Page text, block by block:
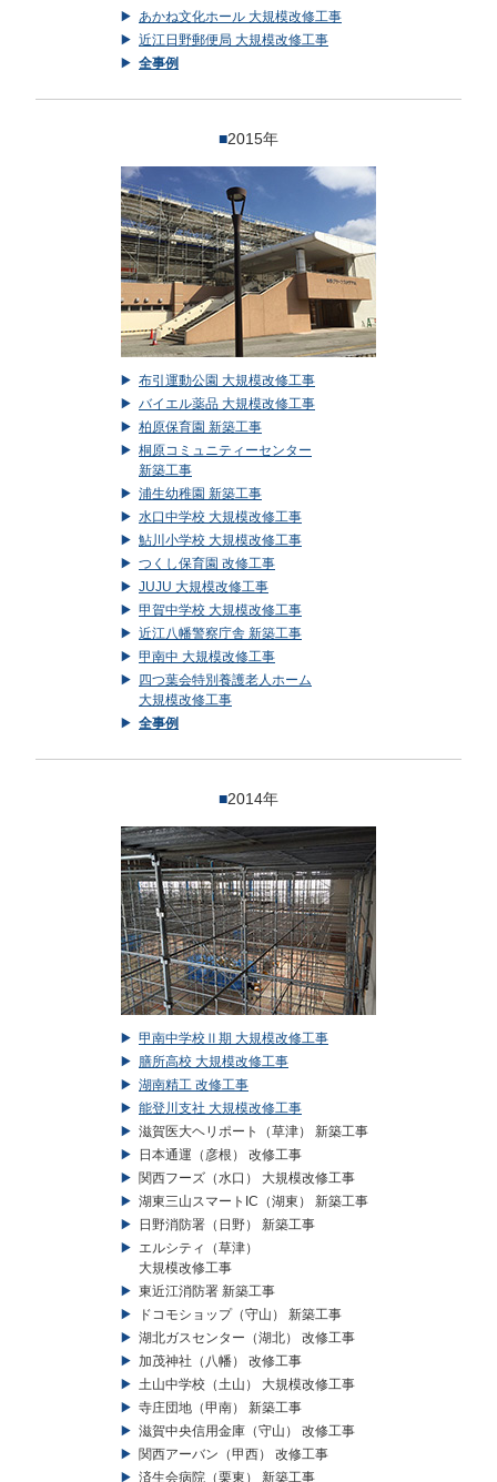
あかね文化ホール 大規模改修工事
近江日野郵便局 大規模改修工事
全事例
■2015年
布引運動公園 大規模改修工事
バイエル薬品 大規模改修工事
柏原保育園 新築工事
桐原コミュニティーセンター
新築工事
浦生幼稚園 新築工事
水口中学校 大規模改修工事
鮎川小学校 大規模改修工事
つくし保育園 改修工事
JUJU 大規模改修工事
甲賀中学校 大規模改修工事
近江八幡警察庁舎 新築工事
甲南中 大規模改修工事
四つ葉会特別養護老人ホーム
大規模改修工事
全事例
■2014年
甲南中学校Ⅱ期 大規模改修工事
膳所高校 大規模改修工事
湖南精工 改修工事
能登川支社 大規模改修工事
滋賀医大ヘリポート（草津） 新築工事
日本通運（彦根） 改修工事
関西フーズ（水口） 大規模改修工事
湖東三山スマートIC（湖東） 新築工事
日野消防署（日野） 新築工事
エルシティ（草津）
大規模改修工事
東近江消防署 新築工事
ドコモショップ（守山） 新築工事
湖北ガスセンター（湖北） 改修工事
加茂神社（八幡） 改修工事
土山中学校（土山） 大規模改修工事
寺庄団地（甲南） 新築工事
滋賀中央信用金庫（守山） 改修工事
関西アーバン（甲西） 改修工事
済生会病院（栗東） 新築工事